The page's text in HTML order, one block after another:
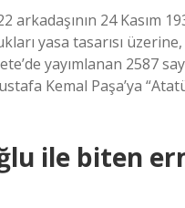
arkadaşının 24 Kasım
yasa tasarısı
yayımlanan 2587
Kemal Paşa’ya
ile biten